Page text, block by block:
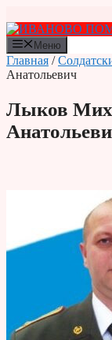
к
содержимому
Меню
Главная /
Анатольевич
Лыков